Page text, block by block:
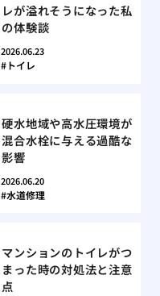
レが溢れそうになった私
の体験談
2026.06.23
トイレ
硬水地域や高水圧環境が
混合水栓に与える過酷な
影響
2026.06.20
水道修理
マンションのトイレがつ
まった時の対処法と注意
点